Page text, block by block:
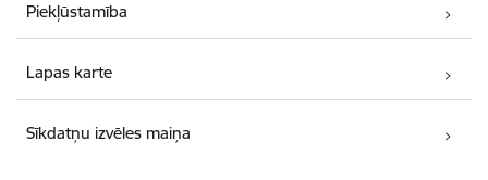
Piekļūstamība
Lapas karte
Sīkdatņu izvēles maiņa